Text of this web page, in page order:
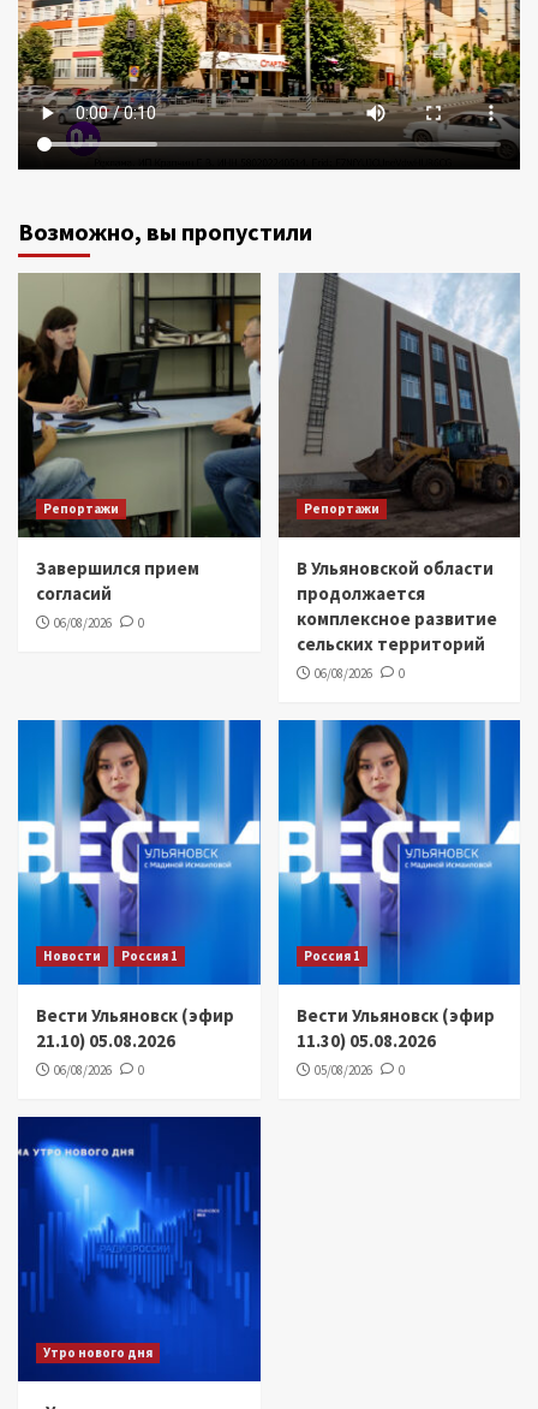
Возможно, вы пропустили
Репортажи
Завершился прием
согласий
06/08/2026 0
Репортажи
В Ульяновской области
продолжается
комплексное развитие
сельских территорий
06/08/2026 0
Новости Россия 1
Вести Ульяновск (эфир
21.10) 05.08.2026
06/08/2026 0
Россия 1
Вести Ульяновск (эфир
11.30) 05.08.2026
05/08/2026 0
Утро нового дня